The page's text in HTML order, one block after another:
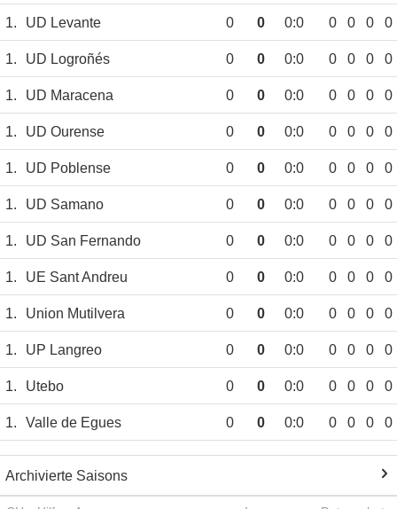
1. UD Levante 0 0 0:0 0 0 0 0
1. UD Logroñés 0 0 0:0 0 0 0 0
1. UD Maracena 0 0 0:0 0 0 0 0
1. UD Ourense 0 0 0:0 0 0 0 0
1. UD Poblense 0 0 0:0 0 0 0 0
1. UD Samano 0 0 0:0 0 0 0 0
1. UD San Fernando 0 0 0:0 0 0 0 0
1. UE Sant Andreu 0 0 0:0 0 0 0 0
1. Union Mutilvera 0 0 0:0 0 0 0 0
1. UP Langreo 0 0 0:0 0 0 0 0
1. Utebo 0 0 0:0 0 0 0 0
1. Valle de Egues 0 0 0:0 0 0 0 0
Archivierte Saisons